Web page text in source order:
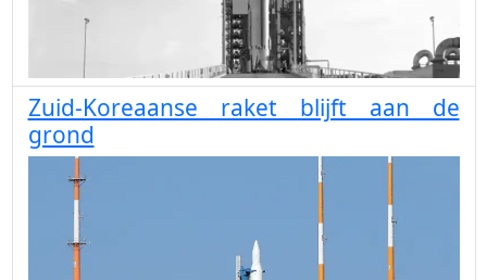
Zuid-Koreaanse raket blijft aan de
grond